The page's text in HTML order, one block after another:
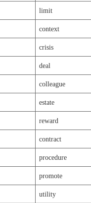
limit
context
crisis
deal
colleague
estate
reward
contract
procedure
promote
utility